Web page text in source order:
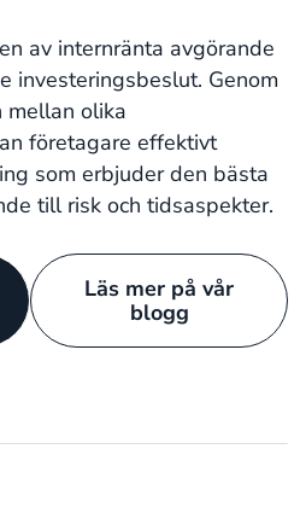
av internränta avgörande
investeringsbeslut. Genom
mellan olika
företagare effektivt
som erbjuder den bästa
till risk och tidsaspekter.
Läs mer på vår
blogg